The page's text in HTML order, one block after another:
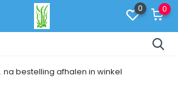
0 0
na bestelling afhalen in winkel